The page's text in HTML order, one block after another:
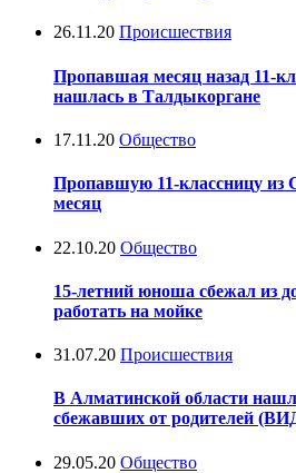
26.11.20 Происшествия
Пропавшая месяц назад 11-
нашлась в Талдыкоргане
17.11.20 Общество
Пропавшую 11-классницу из
месяц
22.10.20 Общество
15-летний юноша сбежал из
работать на мойке
31.07.20 Происшествия
В Алматинской области
сбежавших от родителей
29.05.20 Общество